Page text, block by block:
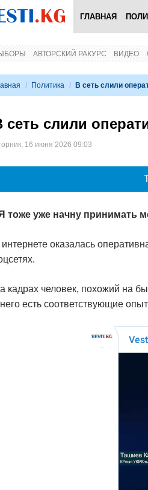
ГЛАВНАЯ
АВТОРСКИЙ РАКУРС ВИДЕО
/ Политика / В сеть слили
сеть слили
16 июня 2026 09:03
тоже уже начну принимать
интернете оказалась
кадрах человек, похожий на
есть соответствующие